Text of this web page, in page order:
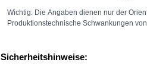
Sicherheitshinweise: